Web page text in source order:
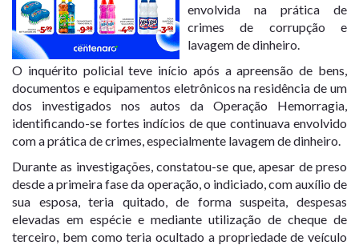
envolvida na prática de
crimes de corrupção e
lavagem de dinheiro.
O inquérito policial teve início após a apreensão de bens,
documentos e equipamentos eletrônicos na residência de um
dos investigados nos autos da Operação Hemorragia,
identificando-se fortes indícios de que continuava envolvido
com a prática de crimes, especialmente lavagem de dinheiro.
Durante as investigações, constatou-se que, apesar de preso
desde a primeira fase da operação, o indiciado, com auxílio de
sua esposa, teria quitado, de forma suspeita, despesas
elevadas em espécie e mediante utilização de cheque de
terceiro, bem como teria ocultado a propriedade de veículo